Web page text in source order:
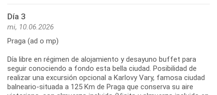
Día 3
mi, 10.06.2026
Praga (ad o mp)
Día libre en régimen de alojamiento y desayuno buffet para
seguir conociendo a fondo esta bella ciudad. Posibilidad de
realizar una excursión opcional a Karlovy Vary, famosa ciudad
balneario-situada a 125 Km de Praga que conserva su aire